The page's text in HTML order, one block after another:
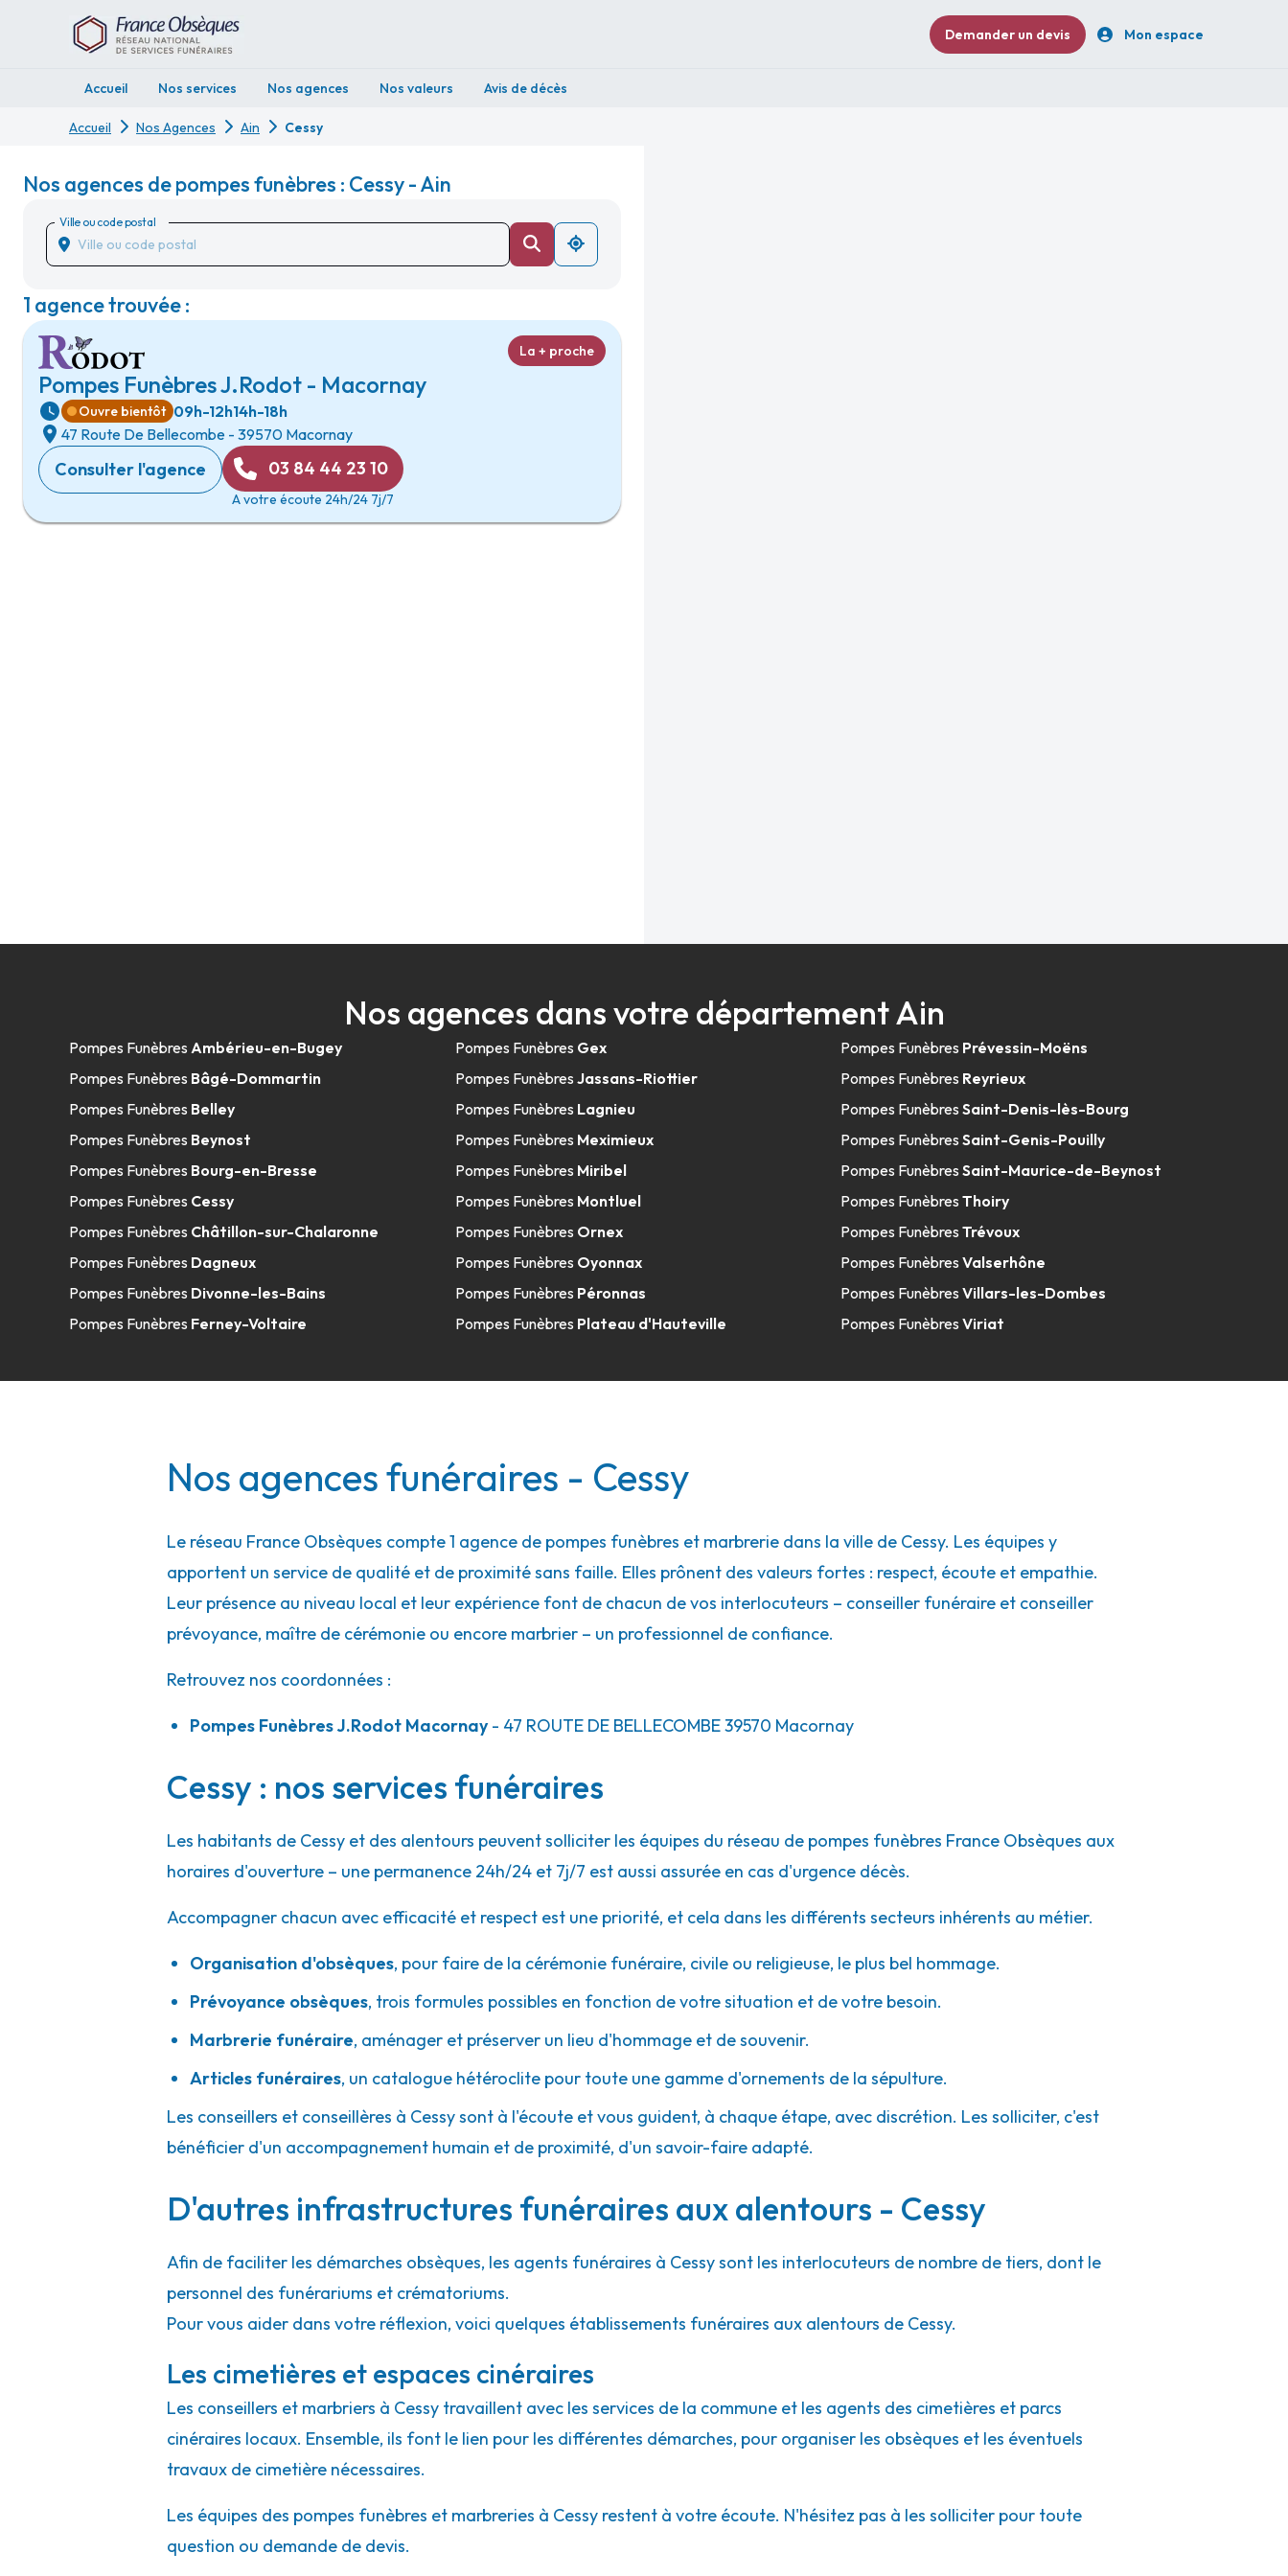
Demander un devis Mon espace
Accueil Nos services Nos agences Nos valeurs Avis de décès
Accueil Nos Agences Ain Cessy
Nos agences de pompes funèbres : Cessy - Ain
Ville ou code postal
1 agence trouvée :
Pompes Funèbres J.Rodot - Macornay
La + proche
Ouvre bientôt 09h-12h14h-18h
47 Route De Bellecombe - 39570 Macornay
Consulter l'agence 03 84 44 23 10
A votre écoute 24h/24 7j/7
Nos agences dans votre département Ain
Pompes Funèbres Ambérieu-en-Bugey
Pompes Funèbres Bâgé-Dommartin
Pompes Funèbres Belley
Pompes Funèbres Beynost
Pompes Funèbres Bourg-en-Bresse
Pompes Funèbres Cessy
Pompes Funèbres Châtillon-sur-Chalaronne
Pompes Funèbres Dagneux
Pompes Funèbres Divonne-les-Bains
Pompes Funèbres Ferney-Voltaire
Pompes Funèbres Gex
Pompes Funèbres Jassans-Riottier
Pompes Funèbres Lagnieu
Pompes Funèbres Meximieux
Pompes Funèbres Miribel
Pompes Funèbres Montluel
Pompes Funèbres Ornex
Pompes Funèbres Oyonnax
Pompes Funèbres Péronnas
Pompes Funèbres Plateau d'Hauteville
Pompes Funèbres Prévessin-Moëns
Pompes Funèbres Reyrieux
Pompes FunèbresSaint-Denis-lès-Bourg
Pompes FunèbresSaint-Genis-Pouilly
Pompes FunèbresSaint-Maurice-de-Beynost
Pompes FunèbresThoiry
Pompes FunèbresTrévoux
Pompes FunèbresValserhône
Pompes FunèbresVillars-les-Dombes
Pompes FunèbresViriat
Nos agences funéraires - Cessy
Le réseau France Obsèques compte 1 agence de pompes funèbres et marbrerie dans la ville de Cessy. Les équipes y
apportent un service de qualité et de proximité sans faille. Elles prônent des valeurs fortes : respect, écoute et empathie.
Leur présence au niveau local et leur expérience font de chacun de vos interlocuteurs – conseiller funéraire et conseiller
prévoyance, maître de cérémonie ou encore marbrier – un professionnel de confiance.
Retrouvez nos coordonnées :
Pompes Funèbres J.Rodot Macornay- 47 ROUTE DE BELLECOMBE39570 Macornay
Cessy : nos services funéraires
Les habitants de Cessy et des alentours peuvent solliciter les équipes du réseau de pompes funèbres France Obsèques aux
horaires d'ouverture – une permanence 24h/24 et 7j/7 est aussi assurée en cas d'urgence décès.
Accompagner chacun avec efficacité et respect est une priorité, et cela dans les différents secteurs inhérents au métier.
Organisation d'obsèques, pour faire de la cérémonie funéraire, civile ou religieuse, le plus bel hommage.
Prévoyance obsèques, trois formules possibles en fonction de votre situation et de votre besoin.
Marbrerie funéraire, aménager et préserver un lieu d'hommage et de souvenir.
Articles funéraires, un catalogue hétéroclite pour toute une gamme d'ornements de la sépulture.
Les conseillers et conseillères à Cessy sont à l'écoute et vous guident, à chaque étape, avec discrétion. Les solliciter, c'est
bénéficier d'un accompagnement humain et de proximité, d'un savoir-faire adapté.
D'autres infrastructures funéraires aux alentours - Cessy
Afin de faciliter les démarches obsèques, les agents funéraires à Cessy sont les interlocuteurs de nombre de tiers, dont le
personnel des funérariums et crématoriums.
Pour vous aider dans votre réflexion, voici quelques établissements funéraires aux alentours de Cessy.
Les cimetières et espaces cinéraires
Les conseillers et marbriers à Cessy travaillent avec les services de la commune et les agents des cimetières et parcs
cinéraires locaux. Ensemble, ils font le lien pour les différentes démarches, pour organiser les obsèques et les éventuels
travaux de cimetière nécessaires.
Les équipes des pompes funèbres et marbreries à Cessy restent à votre écoute. N'hésitez pas à les solliciter pour toute
question ou demande de devis.